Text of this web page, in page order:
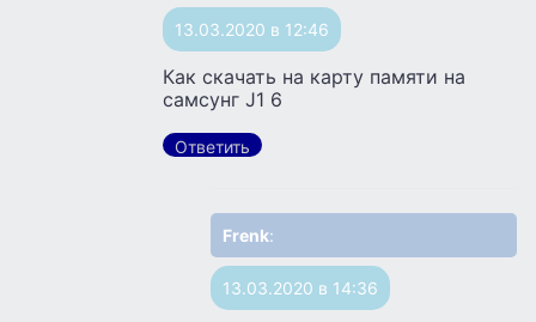
13.03.2020 в 12:46
Как скачать на карту памяти на
самсунг J1 6
Ответить
Frenk:
13.03.2020 в 14:36